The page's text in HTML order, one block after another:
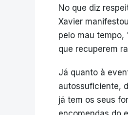
No que diz
Xavier
pelo mau tempo,
que recuperem
Já quanto à
autossuficiente,
já tem os seus